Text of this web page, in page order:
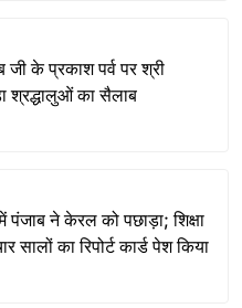
जी के प्रकाश पर्व पर श्री
श्रद्धालुओं का सैलाब
पंजाब ने केरल को पछाड़ा; शिक्षा
सालों का रिपोर्ट कार्ड पेश किया